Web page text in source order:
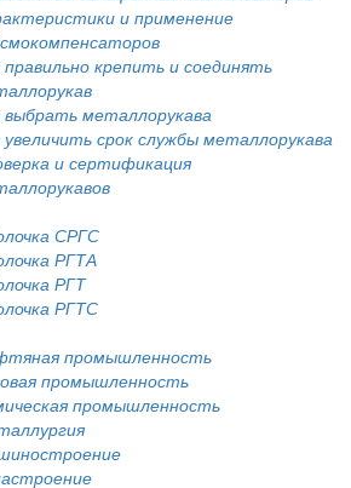
и применение
правильно крепить и соединять
выбрать металлорукава
увеличить срок службы металлорукава
и сертификация
СРГС
РГТА
РГТ
РГТС
промышленность
промышленность
промышленность